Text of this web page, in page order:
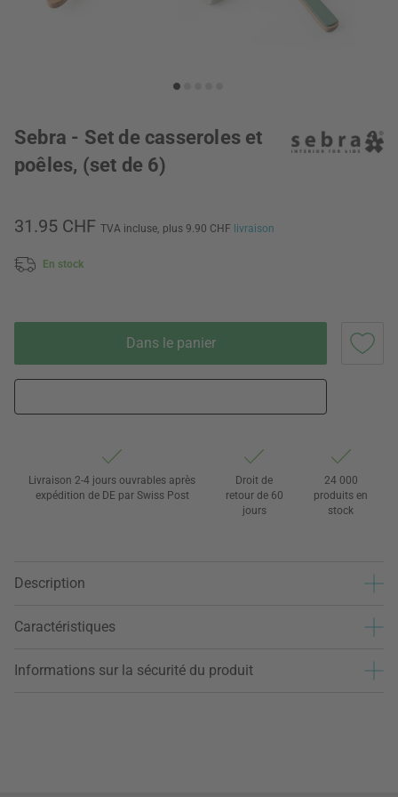
Sebra - Set de casseroles et
poêles, (set de 6)
31.95 CHF TVA incluse, plus 9.90 CHF livraison
En stock
Dans le panier
Livraison 2-4 jours ouvrables après
expédition de DE par Swiss Post
Droit de
retour de 60
jours
24 000
produits en
stock
Description
Caractéristiques
Informations sur la sécurité du produit